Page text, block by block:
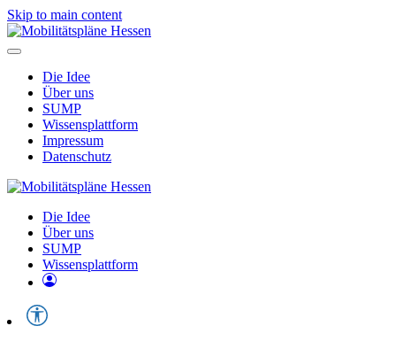
Skip to main content
Die Idee
Über uns
SUMP
Wissensplattform
Impressum
Datenschutz
Die Idee
Über uns
SUMP
Wissensplattform